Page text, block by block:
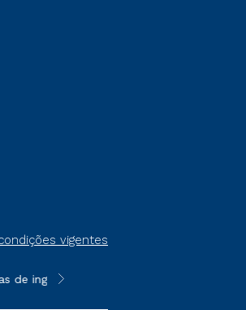
vigentes
ingresso, exceto na prova on-line
**Semipresencial é um formato do